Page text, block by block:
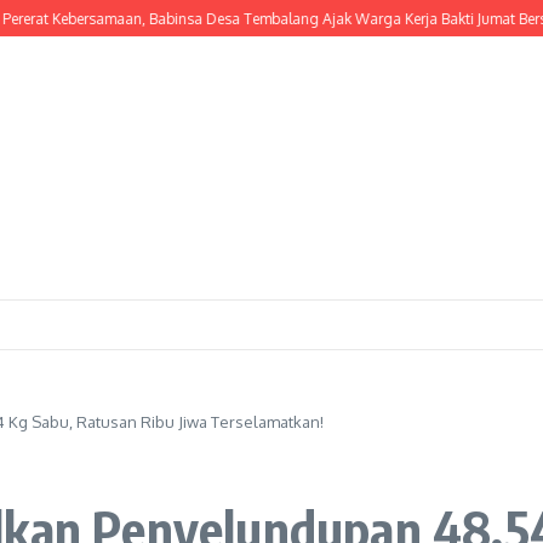
Kebersamaan, Babinsa Desa Tembalang Ajak Warga Kerja Bakti Jumat Bersih
Sabu, Ratusan Ribu Jiwa Terselamatkan!
Penyelundupan